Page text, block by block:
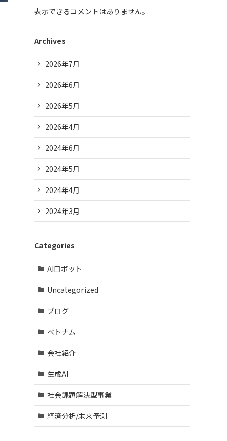
表示できるコメントはありません。
Archives
2026年7月
2026年6月
2026年5月
2026年4月
2024年6月
2024年5月
2024年4月
2024年3月
Categories
AIロボット
Uncategorized
ブログ
ベトナム
会社紹介
生成AI
社会課題解決型事業
経済分析/未来予測